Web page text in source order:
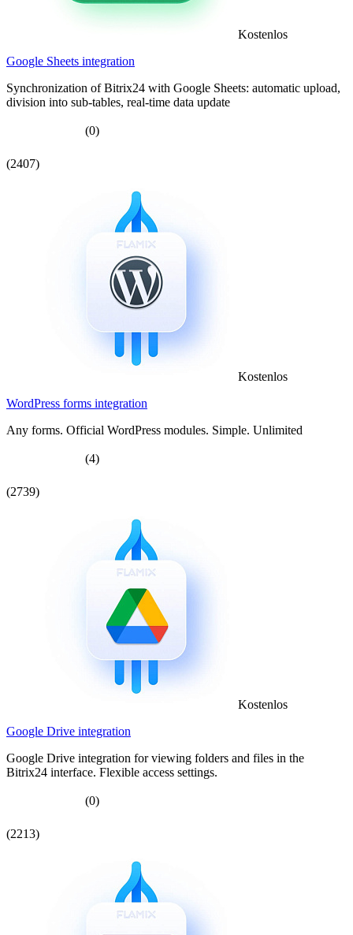
Kostenlos
Google Sheets integration
Synchronization of Bitrix24 with Google Sheets: automatic upload,
division into sub-tables, real-time data update
(0)
(2407)
Kostenlos
WordPress forms integration
Any forms. Official WordPress modules. Simple. Unlimited
(4)
(2739)
Kostenlos
Google Drive integration
Google Drive integration for viewing folders and files in the
Bitrix24 interface. Flexible access settings.
(0)
(2213)